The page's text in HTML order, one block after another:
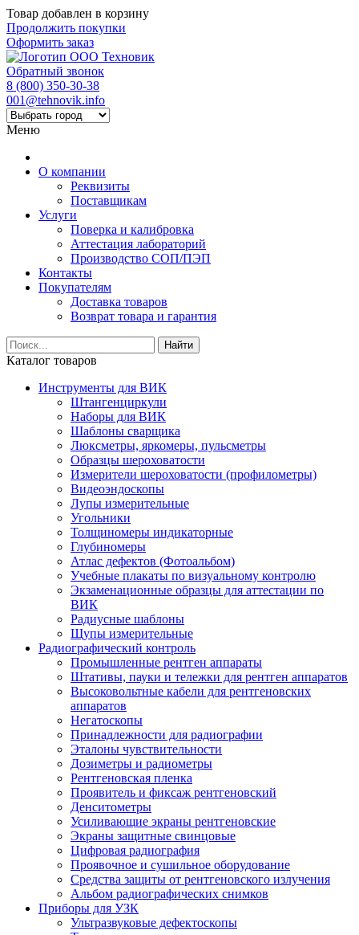
Товар добавлен в корзину
Продолжить покупки
Оформить заказ
Обратный звонок
8 (800) 350-30-38
001@tehnovik.info
Меню
О компании
Реквизиты
Поставщикам
Услуги
Поверка и калибровка
Аттестация лабораторий
Производство СОП/ПЭП
Контакты
Покупателям
Доставка товаров
Возврат товара и гарантия
Найти
Каталог товаров
Инструменты для ВИК
Штангенциркули
Наборы для ВИК
Шаблоны сварщика
Люксметры, яркомеры, пульсметры
Образцы шероховатости
Измерители шероховатости (профилометры)
Видеоэндоскопы
Лупы измерительные
Угольники
Толщиномеры индикаторные
Глубиномеры
Атлас дефектов (Фотоальбом)
Учебные плакаты по визуальному контролю
Экзаменационные образцы для аттестации по
ВИК
Радиусные шаблоны
Щупы измерительные
Радиографический контроль
Промышленные рентген аппараты
Штативы, пауки и тележки для рентген аппаратов
Высоковольтные кабели для рентгеновских
аппаратов
Негатоскопы
Принадлежности для радиографии
Эталоны чувствительности
Дозиметры и радиометры
Рентгеновская пленка
Проявитель и фиксаж рентгеновский
Денситометры
Усиливающие экраны рентгеновские
Экраны защитные свинцовые
Цифровая радиография
Проявочное и сушильное оборудование
Средства защиты от рентгеновского излучения
Альбом радиографических снимков
Приборы для УЗК
Ультразвуковые дефектоскопы